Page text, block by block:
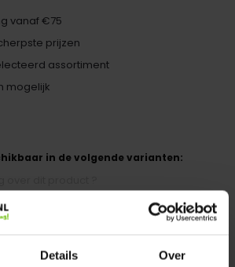
Details Over
vanaf €75
prijzen
assortiment
mogelijk
in de volgende varianten:
over dit product ?
meer informatie